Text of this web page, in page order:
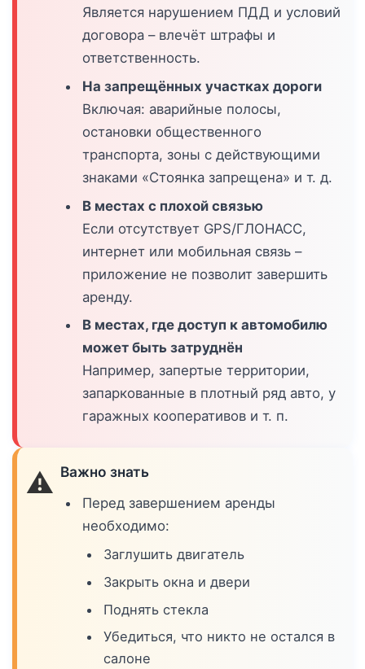
Является нарушением ПДД и условий
договора – влечёт штрафы и
ответственность.
На запрещённых участках дороги
Включая: аварийные полосы,
остановки общественного
транспорта, зоны с действующими
знаками «Стоянка запрещена» и т. д.
В местах с плохой связью
Если отсутствует GPS/ГЛОНАСС,
интернет или мобильная связь –
приложение не позволит завершить
аренду.
В местах, где доступ к автомобилю
может быть затруднён
Например, запертые территории,
запаркованные в плотный ряд авто, у
гаражных кооперативов и т. п.
⚠️ Важно знать
Перед завершением аренды
необходимо:
Заглушить двигатель
Закрыть окна и двери
Поднять стекла
Убедиться, что никто не остался в
салоне